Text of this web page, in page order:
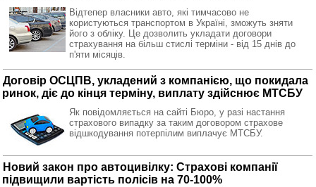
Відтепер власники авто, які тимчасово не
користуються транспортом в Україні, зможуть зняти
його з обліку. Це дозволить укладати договори
страхування на більш стислі терміни - від 15 днів до
п'яти місяців.
Договір ОСЦПВ, укладений з компанією, що покидала
ринок, діє до кінця терміну, виплату здійснює МТСБУ
Як повідомляється на сайті Бюро, у разі настання
страхового випадку за таким договором страхове
відшкодування потерпілим виплачує МТСБУ.
Новий закон про автоцивілку: Страхові компанії
підвищили вартість полісів на 70-100%